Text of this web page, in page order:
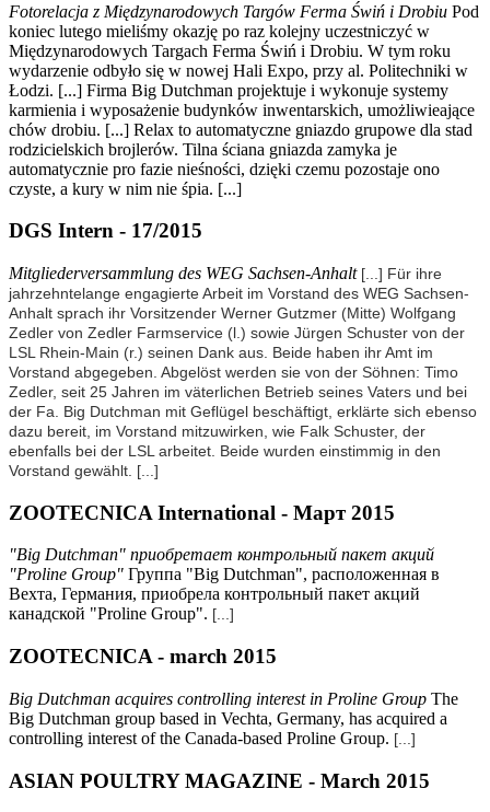
Fotorelacja z Międzynarodowych Targów Ferma Świń i Drobiu Pod
koniec lutego mieliśmy okazję po raz kolejny uczestniczyć w
Międzynarodowych Targach Ferma Świń i Drobiu. W tym roku
wydarzenie odbyło się w nowej Hali Expo, przy al. Politechniki w
Łodzi. [...] Firma Big Dutchman projektuje i wykonuje systemy
karmienia i wyposażenie budynków inwentarskich, umożliwieające
chów drobiu. [...] Relax to automatyczne gniazdo grupowe dla stad
rodzicielskich brojlerów. Tilna ściana gniazda zamyka je
automatycznie pro fazie nieśności, dzięki czemu pozostaje ono
czyste, a kury w nim nie śpia. [...]
DGS Intern - 17/2015
Mitgliederversammlung des WEG Sachsen-Anhalt [...] Für ihre
jahrzehntelange engagierte Arbeit im Vorstand des WEG Sachsen-
Anhalt sprach ihr Vorsitzender Werner Gutzmer (Mitte) Wolfgang
Zedler von Zedler Farmservice (l.) sowie Jürgen Schuster von der
LSL Rhein-Main (r.) seinen Dank aus. Beide haben ihr Amt im
Vorstand abgegeben. Abgelöst werden sie von der Söhnen: Timo
Zedler, seit 25 Jahren im väterlichen Betrieb seines Vaters und bei
der Fa. Big Dutchman mit Geflügel beschäftigt, erklärte sich ebenso
dazu bereit, im Vorstand mitzuwirken, wie Falk Schuster, der
ebenfalls bei der LSL arbeitet. Beide wurden einstimmig in den
Vorstand gewählt. [...]
ZOOTECNICA International - Март 2015
"Big Dutchman" приобретает контрольный пакет акций
"Proline Group" Группа "Big Dutchman", расположенная в
Вехта, Германия, приобрела контрольный пакет акций
канадской "Proline Group". [...]
ZOOTECNICA - march 2015
Big Dutchman acquires controlling interest in Proline Group The
Big Dutchman group based in Vechta, Germany, has acquired a
controlling interest of the Canada-based Proline Group. [...]
ASIAN POULTRY MAGAZINE - March 2015